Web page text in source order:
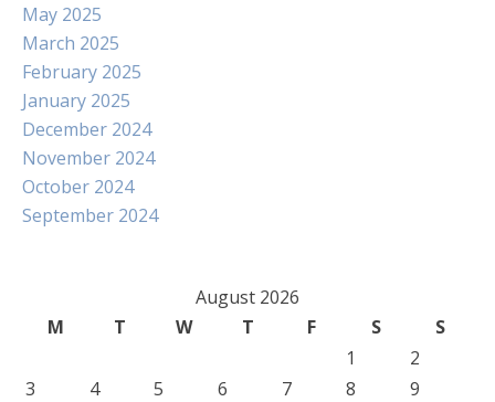
May 2025
March 2025
February 2025
January 2025
December 2024
November 2024
October 2024
September 2024
August 2026
M
T W T F S
S
1
2
3
4 5 6 7 8
9